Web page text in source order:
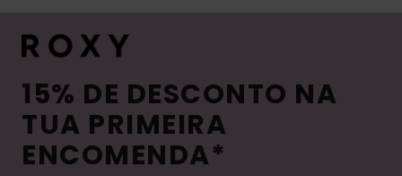
15% DE DESCONTO NA
TUA PRIMEIRA
ENCOMENDA*